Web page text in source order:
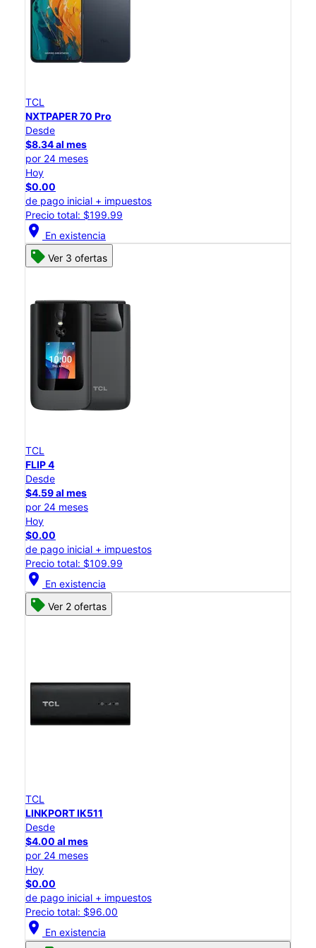
TCL
NXTPAPER 70 Pro
Desde
$8.34 al mes
por 24 meses
Hoy
$0.00
de pago inicial + impuestos
Precio total: $199.99
location_on En existencia
Ver 3 ofertas
TCL
FLIP 4
Desde
$4.59 al mes
por 24 meses
Hoy
$0.00
de pago inicial + impuestos
Precio total: $109.99
location_on En existencia
Ver 2 ofertas
TCL
LINKPORT IK511
Desde
$4.00 al mes
por 24 meses
Hoy
$0.00
de pago inicial + impuestos
Precio total: $96.00
location_on En existencia